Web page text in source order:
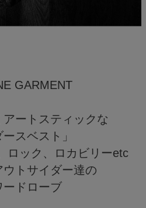
GARMENT
ートスティックな
ースベスト」
ロック、ロカビリーetc
トサイダー達の
ードローブ